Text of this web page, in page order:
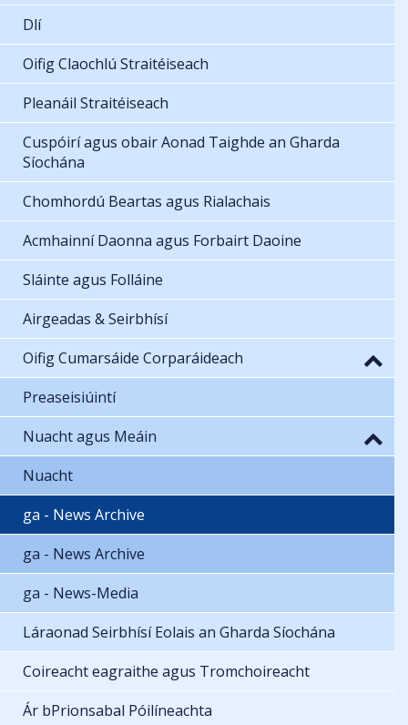
Dlí
Oifig Claochlú Straitéiseach
Pleanáil Straitéiseach
Cuspóirí agus obair Aonad Taighde an Gharda
Síochána
Chomhordú Beartas agus Rialachais
Acmhainní Daonna agus Forbairt Daoine
Sláinte agus Folláine
Airgeadas & Seirbhísí
Oifig Cumarsáide Corparáideach
Preaseisiúintí
Nuacht agus Meáin
Nuacht
ga - News Archive
ga - News Archive
ga - News-Media
Láraonad Seirbhísí Eolais an Gharda Síochána
Coireacht eagraithe agus Tromchoireacht
Ár bPrionsabal Póilíneachta